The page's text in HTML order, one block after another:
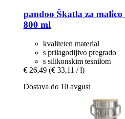
pandoo Škatla za
800 ml
kvaliteten material
s prilagodljivo pregrado
s silikonskim tesnilom
€ 26,49 (€ 33,11 / l)
Dostava do 10 avgust